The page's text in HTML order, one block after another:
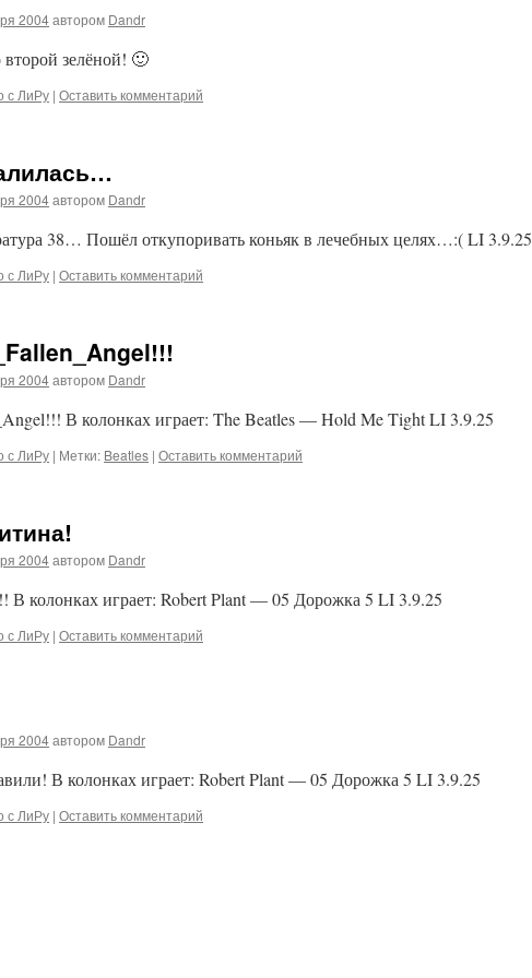
2004автором Dandr
зелёной! 🙂
с ЛиРу | Оставить комментарий
2004автором Dandr
38… Пошёл откупоривать коньяк в лечебных целях…:( LI 3.9.25
с ЛиРу | Оставить комментарий
2004автором Dandr
В колонках играет: The Beatles — Hold Me Tight LI 3.9.25
с ЛиРу | Метки: Beatles | Оставить комментарий
2004автором Dandr
колонках играет: Robert Plant — 05 Дорожка 5 LI 3.9.25
с ЛиРу | Оставить комментарий
2004автором Dandr
В колонках играет: Robert Plant — 05 Дорожка 5 LI 3.9.25
с ЛиРу | Оставить комментарий